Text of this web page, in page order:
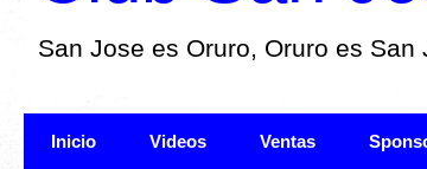
San Jose es Oruro, Oruro es San
Inicio Videos Ventas